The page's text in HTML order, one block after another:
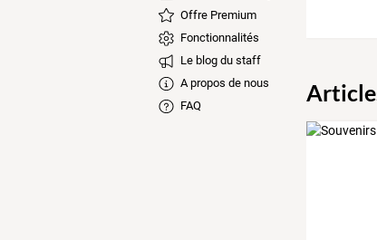
Offre Premium
Fonctionnalités
Le blog du staff
A propos de nous
FAQ